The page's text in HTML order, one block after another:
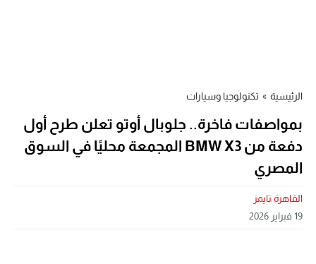
الرئيسية » تكنولوجيا وسيارات
بمواصفات فاخرة.. جلوبال أوتو تعلن طرح أول
دفعة من BMW X3 المجمعة محليًا في السوق
المصري
القاهرة تايمز
19 فبراير 2026